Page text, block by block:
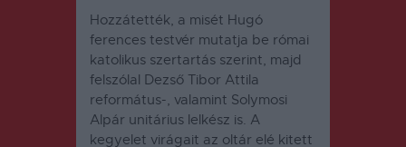
Hozzátették, a misét Hugó
ferences testvér mutatja be római
katolikus szertartás szerint, majd
felszólal Dezső Tibor Attila
református-, valamint Solymosi
Alpár unitárius lelkész is. A
kegyelet virágait az oltár elé kitett